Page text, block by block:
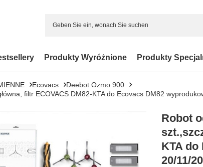
Produkty Wyróżnione Produkty
Ecovacs
Deebot Ozmo 900
filtr ECOVACS DM82-KTA do Ecovacs DM82
Robot
KTA
20/11/